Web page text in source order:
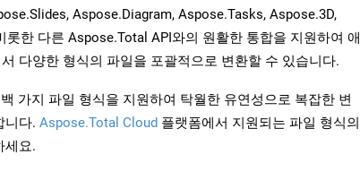
Aspose.Diagram, Aspose.Tasks, Aspose.3D,
롯한 다른 Aspose.Total API와의 원활한 통합을 지원하여 애
다양한 형식의 파일을 포괄적으로 변환할 수 있습니다.
가지 파일 형식을 지원하여 탁월한 유연성으로 복잡한 변
니다. Aspose.Total Cloud 플랫폼에서 지원되는 파일 형식의
세요.